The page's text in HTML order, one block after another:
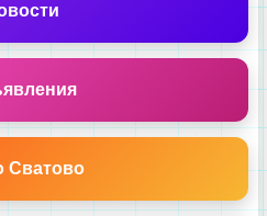
Сватово